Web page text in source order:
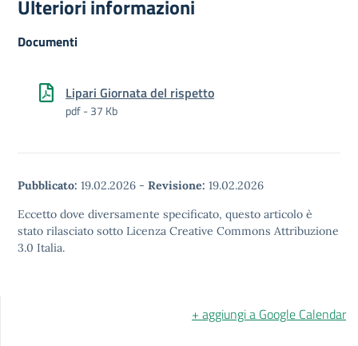
Ulteriori informazioni
Documenti
Lipari Giornata del rispetto
pdf - 37 Kb
Pubblicato: 19.02.2026 - Revisione: 19.02.2026
Eccetto dove diversamente specificato, questo articolo è
stato rilasciato sotto Licenza Creative Commons Attribuzione
3.0 Italia.
+ aggiungi a Google Calendar